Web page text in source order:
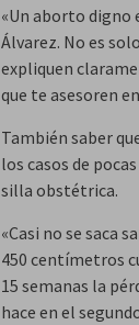
«Un aborto digno
Álvarez. No es
expliquen
que te asesoren
También saber
los casos de
silla obstétrica.
«Casi no se saca
450 centímetros
15 semanas la
hace en el